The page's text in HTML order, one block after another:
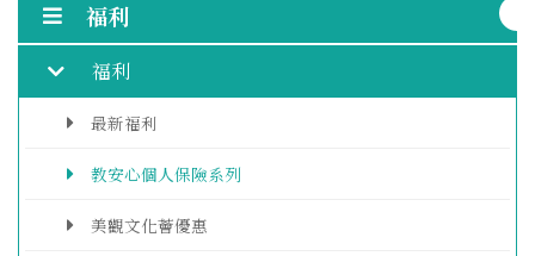
福利
福利
最新福利
教安心個人保險系列
美觀文化薈優惠